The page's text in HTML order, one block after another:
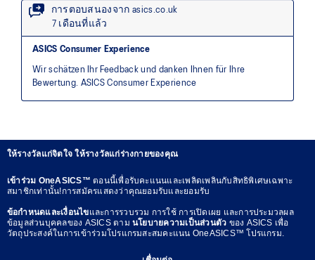
ให้รางวัลแก่จิตใจ ให้รางวัลแก่ร่างกายของคุณ
เข้าร่วม OneASICS™ตอนนี้เพื่อรับคะแนนและเพลิดเพลินกับสิทธิพิเศษเฉพาะ
สมาชิกเท่านั้น!การสมัครแสดงว่าคุณยอมรับและยอมรับ
ข้อกำหนดและเงื่อนไขและการรวบรวม การใช้ การเปิดเผย และการประมวลผล
ข้อมูลส่วนบุคคลของ ASICS ตาม นโยบายความเป็นส่วนตัว ของ ASICS เพื่อ
วัตถุประสงค์ในการเข้าร่วมโปรแกรมสะสมคะแนน OneASICS™ โปรแกรม.